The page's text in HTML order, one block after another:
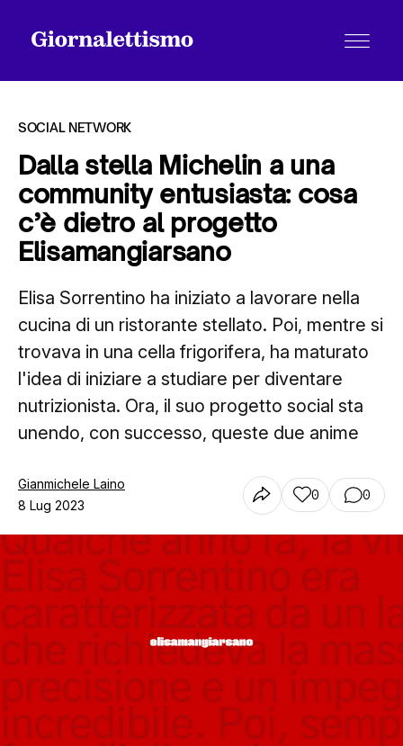
Tutti gli articoli
Contatti
SOCIAL NETWORK
Dalla stella Michelin a una
community entusiasta: cosa
c’è dietro al progetto
Elisamangiarsano
Elisa Sorrentino ha iniziato a lavorare nella
cucina di un ristorante stellato. Poi, mentre si
trovava in una cella frigorifera, ha maturato
l'idea di iniziare a studiare per diventare
nutrizionista. Ora, il suo progetto social sta
unendo, con successo, queste due anime
Gianmichele Laino
8 Lug 2023
0 0